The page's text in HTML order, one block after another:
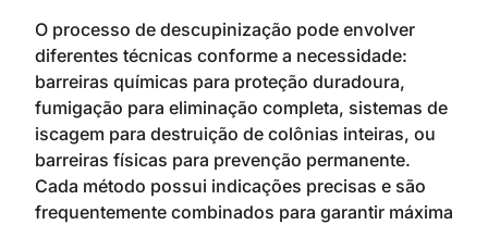
O processo de descupinização pode envolver
diferentes técnicas conforme a necessidade:
barreiras químicas para proteção duradoura,
fumigação para eliminação completa, sistemas de
iscagem para destruição de colônias inteiras, ou
barreiras físicas para prevenção permanente.
Cada método possui indicações precisas e são
frequentemente combinados para garantir máxima